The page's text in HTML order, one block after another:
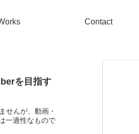
Contact
を目指す
せんが、動画・
一過性なもので